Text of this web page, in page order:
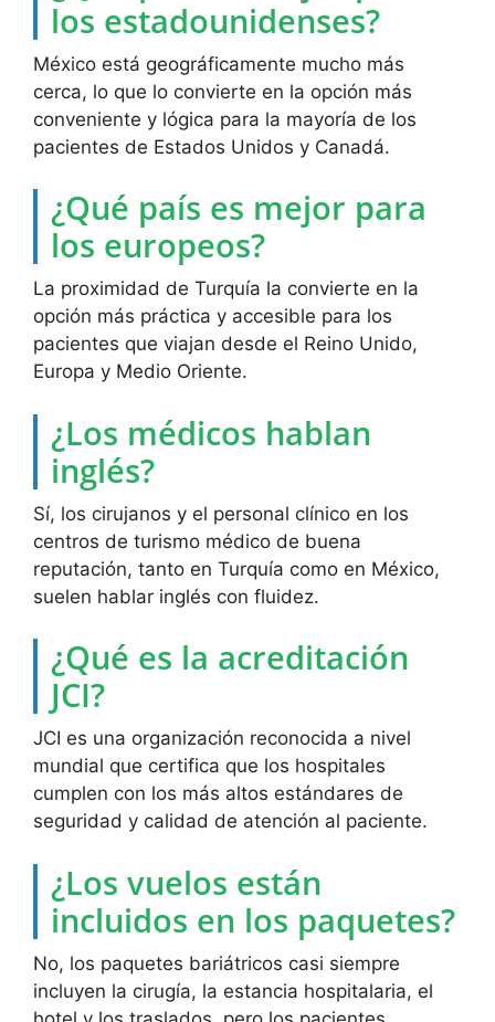
los estadounidenses?
México está geográficamente mucho más
cerca, lo que lo convierte en la opción más
conveniente y lógica para la mayoría de los
pacientes de Estados Unidos y Canadá.
¿Qué país es mejor para
los europeos?
La proximidad de Turquía la convierte en la
opción más práctica y accesible para los
pacientes que viajan desde el Reino Unido,
Europa y Medio Oriente.
¿Los médicos hablan
inglés?
Sí, los cirujanos y el personal clínico en los
centros de turismo médico de buena
reputación, tanto en Turquía como en México,
suelen hablar inglés con fluidez.
¿Qué es la acreditación
JCI?
JCI es una organización reconocida a nivel
mundial que certifica que los hospitales
cumplen con los más altos estándares de
seguridad y calidad de atención al paciente.
¿Los vuelos están
incluidos en los paquetes?
No, los paquetes bariátricos casi siempre
incluyen la cirugía, la estancia hospitalaria, el